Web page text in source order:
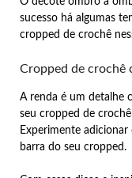
sucesso há algumas
cropped de crochê
Cropped de crochê
A renda é um detalhe
seu cropped de
Experimente adicionar
barra do seu cropped.